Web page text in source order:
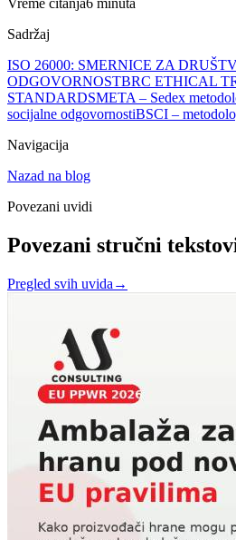
Sadržaj
ISO 26000: SMERNICE ZA
ODGOVORNOSTBRC ETHICAL
STANDARDSMETA – Sedex
socijalne odgovornostiBSCI –
Navigacija
Nazad na blog
Povezani uvidi
Povezani stručni
Pregled svih uvida →